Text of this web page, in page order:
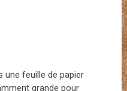
feuille de papier
grande pour